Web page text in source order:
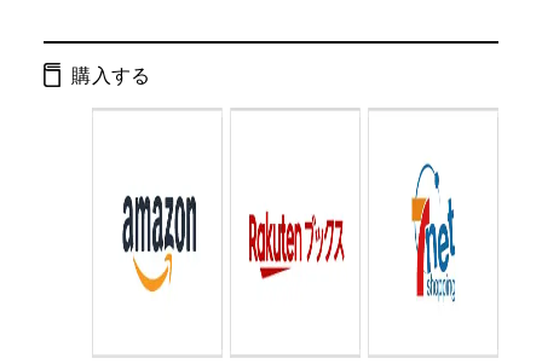
ISBN： 9784344900721
判型：
購入する